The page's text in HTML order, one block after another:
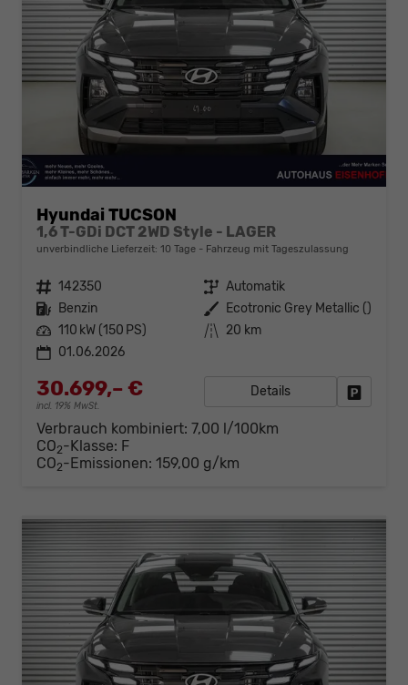
Hyundai TUCSON
1,6 T-GDi DCT 2WD Style - LAGER
unverbindliche Lieferzeit: 10 Tage Fahrzeug mit Tageszulassung
Fahrzeugnr. 142350 Getriebe Automatik
Kraftstoff Benzin Außenfarbe Ecotronic Grey Metallic ()
Leistung 110 kW (150 PS) Kilometerstand 20 km
01.06.2026
30.699,– €
incl. 19% MwSt.
Details
Verbrauch kombiniert: 7,00 l/100km
CO2-Klasse: F
CO2-Emissionen: 159,00 g/km